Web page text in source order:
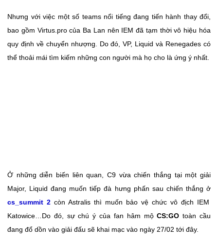
Nhưng với việc một số teams nổi tiếng đang tiến hành thay đổi,
bao gồm Virtus.pro của Ba Lan nên IEM đã tạm thời vô hiệu hóa
quy định về chuyển nhượng. Do đó, VP, Liquid và Renegades có
thể thoải mái tìm kiếm những con người mà họ cho là ứng ý nhất.
Ở những diễn biến liên quan, C9 vừa chiến thắng tại một giải
Major, Liquid đang muốn tiếp đà hưng phấn sau chiến thắng ở
cs_summit 2 còn Astralis thì muốn bảo vệ chức vô địch IEM
Katowice…Do đó, sự chú ý của fan hâm mộCS:GO toàn cầu
đang đổ dồn vào giải đấu sẽ khai mạc vào ngày 27/02 tới đây.